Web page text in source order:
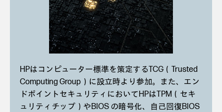
HPはコンピューター標準を策定するTCG（Trusted
Computing Group）に設立時より参加。また、エン
ドポイントセキュリティにおいてHPはTPM（セキ
ュリティチップ）やBIOS の暗号化、自己回復BIOS